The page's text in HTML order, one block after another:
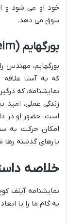
خود او می شود و
سوق می دهد.
بورگهایم (Borgheim)
بورگهایم، مهندس
که به آستا
نمایشنامه، که
زندگی عملی، امید
است. حضور او در
امکان حرکت به
بارهای گذشته
خلاصه
نمایشنامه آیلف
به گام ما را با